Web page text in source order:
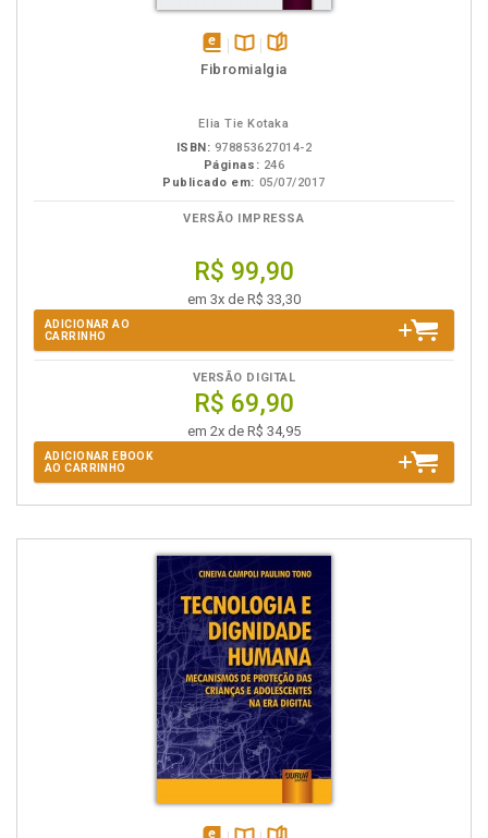
disponível
Disponível
páginas
Fibromialgia
Elia Tie Kotaka
ISBN: 978853627014-2
Páginas: 246
Publicado em: 05/07/2017
VERSÃO IMPRESSA
R$ 99,90
em 3x de R$ 33,30
ADICIONAR AO
CARRINHO
VERSÃO DIGITAL
R$ 69,90
em 2x de R$ 34,95
ADICIONAR EBOOK
AO CARRINHO